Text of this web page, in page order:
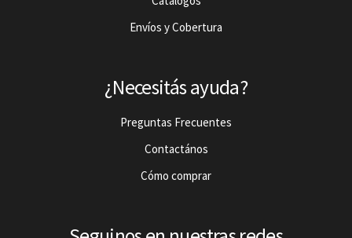
Envíos y Cobertura
¿Necesitás ayuda?
Preguntas Frecuentes
Contactános
Cómo comprar